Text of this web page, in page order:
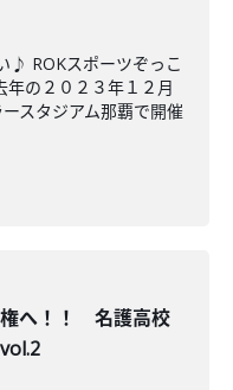
♪ ROKスポーツぞっこ
の２０２３年１２月
スタジアム那覇で開催
へ！！ 名護高校